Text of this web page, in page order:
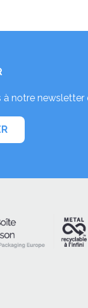
notre newsletter